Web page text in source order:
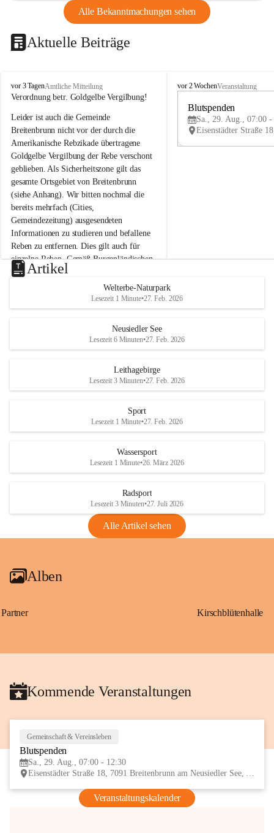
Alle Bekanntmachungen sehen
Aktuelle Beiträge
B
r
i
t
e
n
b
r
u
n
n
a
m
N
e
u
s
d
S
vor 3 TagenAmtliche Mitteilung
Verordnung betr. Goldgelbe Vergilbung!
Leider ist auch die Gemeinde
Breitenbrunn nicht vor der durch die
Amerikanische Rebzikade übertragene
Goldgelbe Vergilbung der Rebe verschont
geblieben. Als Sicherheitszone gilt das
gesamte Ortsgebiet von Breitenbrunn
(siehe Anhang). Wir bitten nochmal die
bereits mehrfach (Cities,
Gemeindezeitung) ausgesendeten
Informationen zu studieren und befallene
Reben zu entfernen. Dies gilt auch für
einzelne Reben. Gemäß Burgenländischen
Weinbaugesetz sind nicht gepflegte oder
unzulässige Weingärten zu roden! Bitte
helfen wir zusammen um unsere Winzer
vor den prognostizierten Ernteausfällen
und den daraus folgenden wirtschaftlichen
Maßnahmen zur Bekämpfung
Rebe und der Amerikanischen
Anhang VBl. EU Nr. 18
1 Seite•1,4 MB
VBl. EU Nr. 18_2026
B
e
u
e
d
r
S
vor 2 WochenVeranstaltung
Blutspenden
Sa., 29. Aug., 07:00 -
Artikel
Welterbe-Naturpark
Lesezeit 1 Minute•27. Feb. 2026
Neusiedler See
Lesezeit 6 Minuten•27. Feb. 2026
Leithagebirge
Lesezeit 3 Minuten•27. Feb. 2026
Sport
Lesezeit 1 Minute•27. Feb. 2026
Wassersport
Lesezeit 1 Minute•26. März 2026
Radsport
Lesezeit 3 Minuten•27. Juli 2026
Alle Artikel sehen
Alben
Partner Kirschblütenhalle
Kommende Veranstaltungen
Gemeinschaft & Vereinsleben
Blutspenden
Sa., 29. Aug., 07:00 - 12:30
Eisenstädter Straße 18, 7091 Breitenbrunn am Neusiedler See, AUT
Veranstaltungskalender